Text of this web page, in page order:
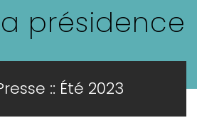
présidence
:: Été 2023